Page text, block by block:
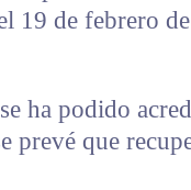
19 de febrero
ha podido
prevé que